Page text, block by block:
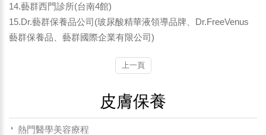
14.藝群西門診所(台南4館)
15.Dr.藝群保養品公司(玻尿酸精華液領導品牌、Dr.FreeVenus
藝群保養品、藝群國際企業有限公司)
上一頁
皮膚保養
熱門醫學美容療程